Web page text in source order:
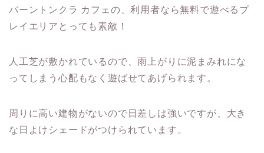
バーントンクラ カフェの、利用者なら無料で遊べるプ
レイエリアとっても素敵！
人工芝が敷かれているので、雨上がりに泥まみれにな
ってしまう心配もなく遊ばせてあげられます。
周りに高い建物がないので日差しは強いですが、大き
な日よけシェードがつけられています。